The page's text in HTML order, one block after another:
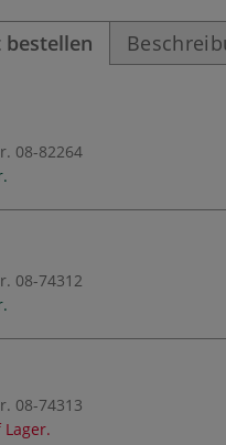
bestellen
08-82264
08-74312
08-74313